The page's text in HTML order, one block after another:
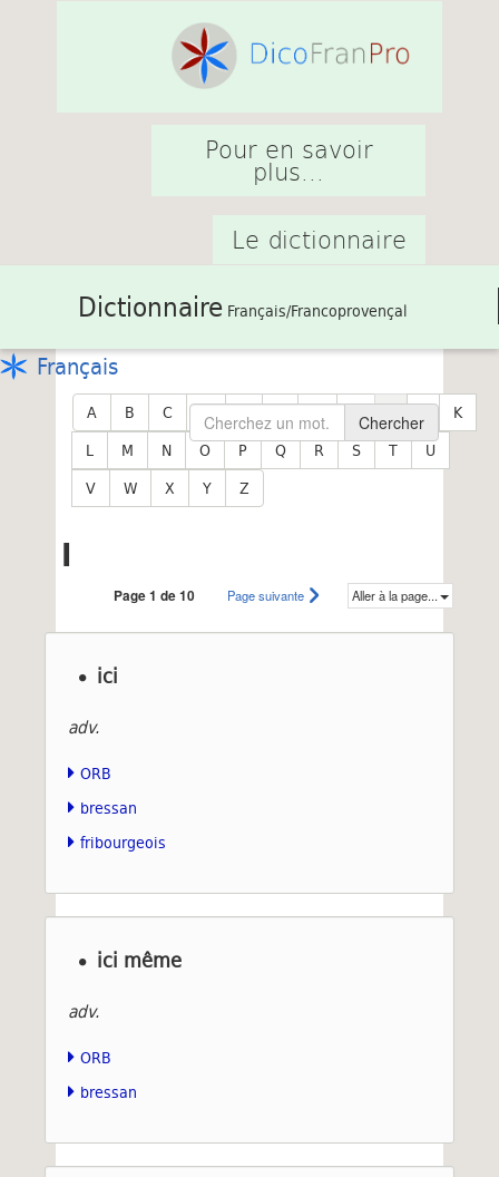
Pour en savoir
plus...
Le dictionnaire
Dictionnaire Français/Francoprovençal
Français
Chercher
A B C D E F G H I J
K
L
M N O P Q R S T
U
V
W X Y Z
I
Page 1 de 10 Page suivante Aller à la page...
ici
adv.
ORB
bressan
fribourgeois
ici même
adv.
ORB
bressan